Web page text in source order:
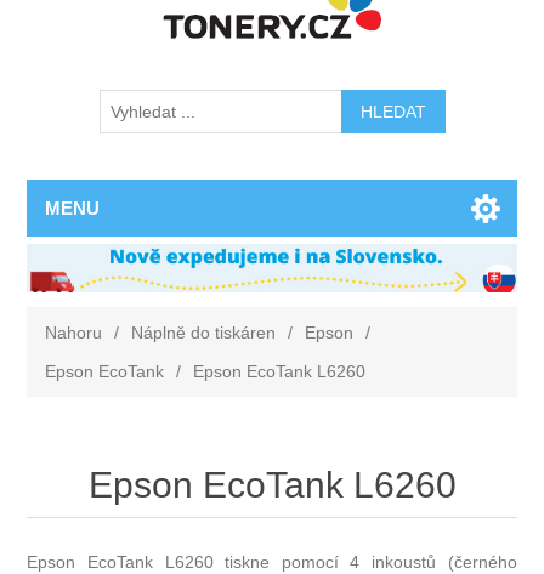
MENU
Nahoru / Náplně do tiskáren / Epson
/
Epson EcoTank
/ Epson EcoTank L6260
Epson EcoTank L6260
Epson EcoTank L6260 tiskne pomocí 4 inkoustů (černého